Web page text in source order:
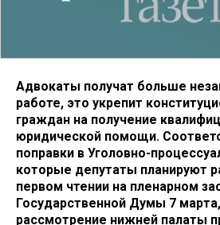
Адвокаты получат больше
работе, это укрепит
граждан на получение
юридической помощи.
поправки в Уголовно-
которые депутаты планируют
первом чтении на пленарном
Государственной Думы 7
рассмотрение нижней палаты